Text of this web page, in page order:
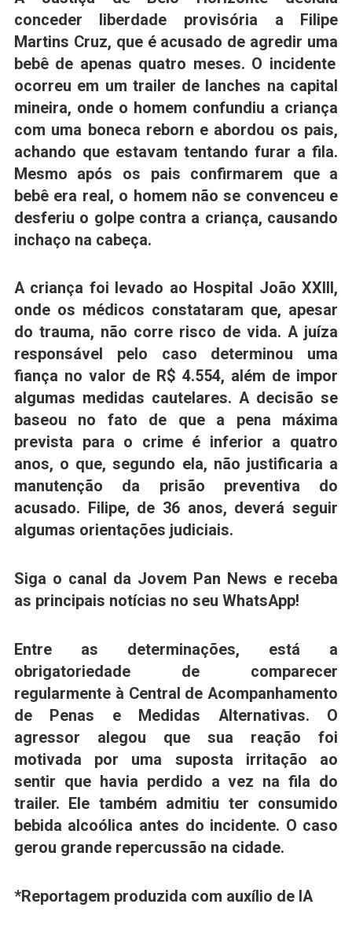
conceder liberdade provisória a Filipe
Martins Cruz, que é acusado de agredir uma
bebêde apenas quatro meses. O incidente
ocorreu em um trailer de lanches na capital
mineira, onde o homem confundiu a criança
com uma boneca reborn e abordou os pais,
achando que estavam tentando furar a fila.
Mesmo após os pais confirmarem que a
bebê era real, o homem não se convenceu e
desferiu o golpe contra a criança, causando
inchaço na cabeça.
A criança foi levado ao Hospital João XXIII,
onde os médicos constataram que, apesar
do trauma, não corre risco de vida. A juíza
responsável pelo caso determinou uma
fiança no valor de R$ 4.554, além de impor
algumas medidas cautelares. A decisão se
baseou no fato de que a pena máxima
prevista para o crime é inferior a quatro
anos, o que, segundo ela, não justificaria a
manutenção da prisão preventiva do
acusado. Filipe, de 36 anos, deverá seguir
algumas orientações judiciais.
Siga o canal da Jovem Pan News e receba
as principais notícias no seu WhatsApp!
Entre as determinações, está a
obrigatoriedade de comparecer
regularmente à Central de Acompanhamento
de Penas e Medidas Alternativas. O
agressor alegou que sua reação foi
motivada por uma suposta irritação ao
sentir que havia perdido a vez na fila do
trailer. Ele também admitiu ter consumido
bebida alcoólica antes do incidente. O caso
gerou grande repercussão na cidade.
*Reportagem produzida com auxílio de IA